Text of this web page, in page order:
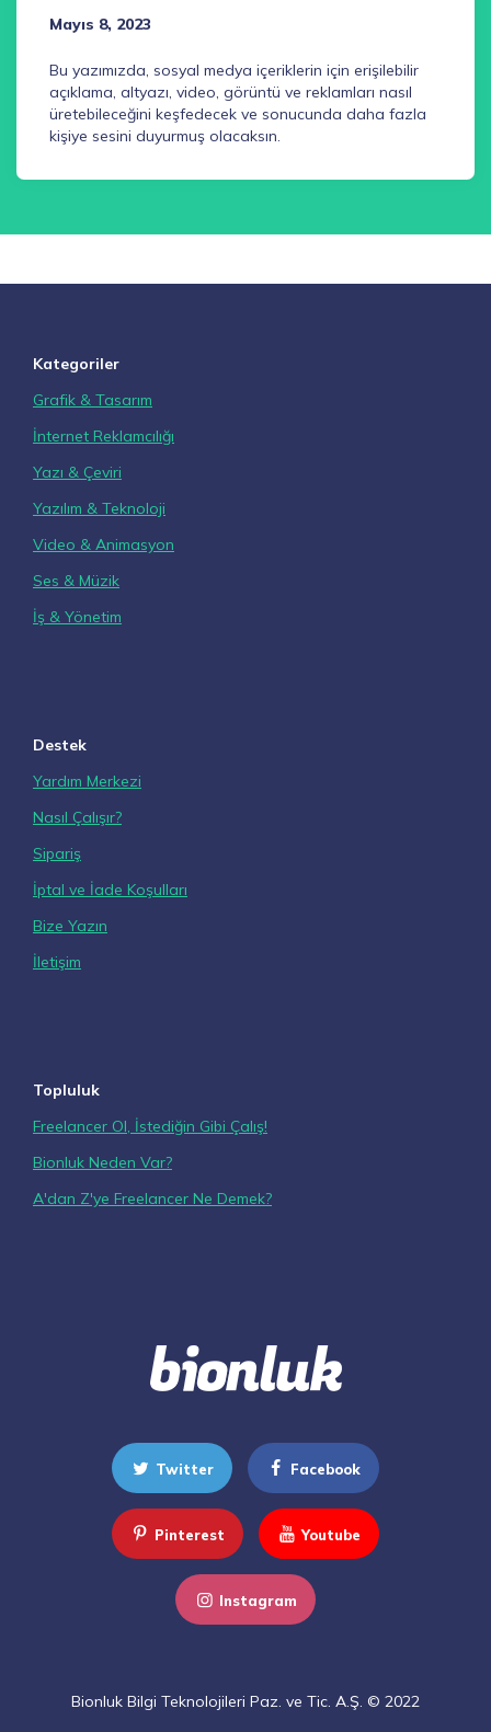
Mayıs 8, 2023
Bu yazımızda, sosyal medya içeriklerin için erişilebilir
açıklama, altyazı, video, görüntü ve reklamları nasıl
üretebileceğini keşfedecek ve sonucunda daha fazla
kişiye sesini duyurmuş olacaksın.
Kategoriler
Grafik & Tasarım
İnternet Reklamcılığı
Yazı & Çeviri
Yazılım & Teknoloji
Video & Animasyon
Ses & Müzik
İş & Yönetim
Destek
Yardım Merkezi
Nasıl Çalışır?
Sipariş
İptal ve İade Koşulları
Bize Yazın
İletişim
Topluluk
Freelancer Ol, İstediğin Gibi Çalış!
Bionluk Neden Var?
A'dan Z'ye Freelancer Ne Demek?
Twitter Facebook
Pinterest Youtube
Instagram
Bionluk Bilgi Teknolojileri Paz. ve Tic. A.Ş. © 2022